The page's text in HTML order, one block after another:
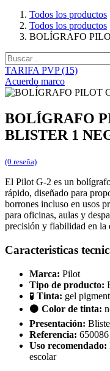
Todos los productos
Todos los productos
BOLÍGRAFO
TARIFA PVP (15)
Acuerdo marco
BOLÍGRAFO
BLISTER 1
(0 reseña)
El Pilot G-2 es un
rápido, diseñado para
borrones incluso en usos
para oficinas, aulas y
precisión y fiabilidad en la
Caracteristicas
Marca: Pilot
Tipo de producto:
🧪 Tinta: gel
⚫ Color de tinta:
Presentación:
Referencia: 650086
Uso recomendado:
escolar